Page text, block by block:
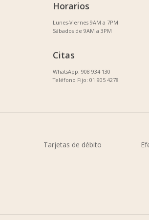
Horarios
Lunes-Viernes 9AM a 7PM
Sábados de 9AM a 3PM
Citas
WhatsApp: 908 934 130
Teléfono Fijo: 01 905 4278
Tarjetas de débito